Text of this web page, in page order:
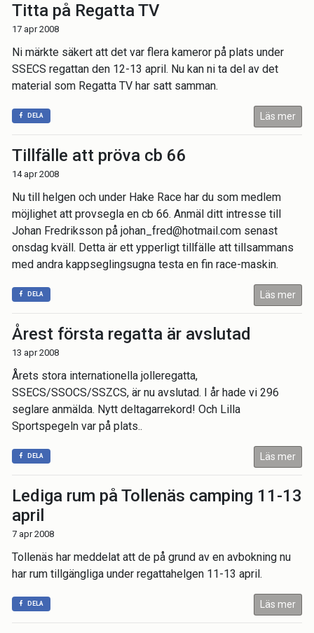
Titta på Regatta TV
17 apr 2008
Ni märkte säkert att det var flera kameror på plats under
SSECS regattan den 12-13 april. Nu kan ni ta del av det
material som Regatta TV har satt samman.
DELA Läs mer
Tillfälle att pröva cb 66
14 apr 2008
Nu till helgen och under Hake Race har du som medlem
möjlighet att provsegla en cb 66. Anmäl ditt intresse till
Johan Fredriksson på johan_fred@hotmail.com senast
onsdag kväll. Detta är ett ypperligt tillfälle att tillsammans
med andra kappseglingsugna testa en fin race-maskin.
DELA Läs mer
Årest första regatta är avslutad
13 apr 2008
Årets stora internationella jolleregatta,
SSECS/SSOCS/SSZCS, är nu avslutad. I år hade vi 296
seglare anmälda. Nytt deltagarrekord! Och Lilla
Sportspegeln var på plats..
DELA Läs mer
Lediga rum på Tollenäs camping 11-13
april
7 apr 2008
Tollenäs har meddelat att de på grund av en avbokning nu
har rum tillgängliga under regattahelgen 11-13 april.
DELA Läs mer